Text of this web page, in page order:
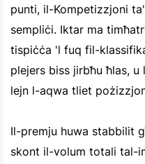
punti, il-Kompetizzjoni
sempliċi. Iktar ma
tispiċċa 'l fuq fil-
plejers biss jirbħu ħlas,
lejn l-aqwa tliet
Il-premju huwa stabbilit
skont il-volum totali tal-